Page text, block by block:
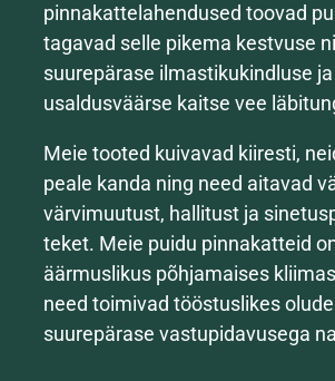
pinnakattelahendused toovad
tagavad selle pikema kestvuse
suurepärase ilmastikukindluse ja
usaldusväärse kaitse vee
Meie tooted kuivavad kiiresti,
peale kanda ning need aitavad
värvimuutust, hallitust ja
teket. Meie puidu pinnakatteid
äärmuslikus põhjamaises
need toimivad tööstuslikes
suurepärase vastupidavusega